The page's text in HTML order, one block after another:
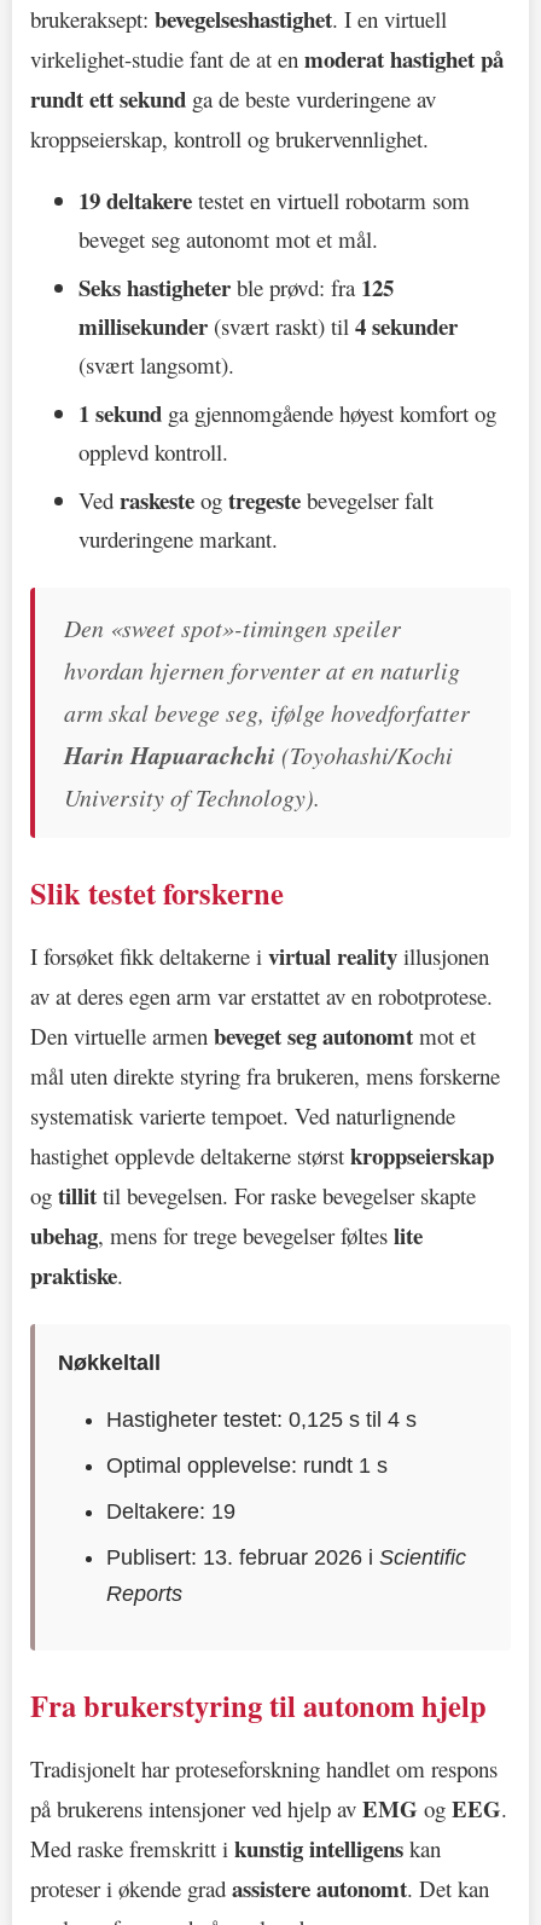
brukeraksept: bevegelseshastighet. I en virtuell
virkelighet-studie fant de at en moderat hastighet på
rundt ett sekund ga de beste vurderingene av
kroppseierskap, kontroll og brukervennlighet.
19 deltakere testet en virtuell robotarm som
beveget seg autonomt mot et mål.
Seks hastigheter ble prøvd: fra 125
millisekunder (svært raskt) til 4 sekunder
(svært langsomt).
1 sekund ga gjennomgående høyest komfort og
opplevd kontroll.
Ved raskeste og tregeste bevegelser falt
vurderingene markant.
Den «sweet spot»-timingen speiler
hvordan hjernen forventer at en naturlig
arm skal bevege seg, ifølge hovedforfatter
Harin Hapuarachchi(Toyohashi/Kochi
University of Technology).
Slik testet forskerne
I forsøket fikk deltakerne i virtual reality illusjonen
av at deres egen arm var erstattet av en robotprotese.
Den virtuelle armen beveget seg autonomt mot et
mål uten direkte styring fra brukeren, mens forskerne
systematisk varierte tempoet. Ved naturlignende
hastighet opplevde deltakerne størst kroppseierskap
og tillit til bevegelsen. For raske bevegelser skapte
ubehag, mens for trege bevegelser føltes lite
praktiske.
Nøkkeltall
Hastigheter testet: 0,125 s til 4 s
Optimal opplevelse: rundt 1 s
Deltakere: 19
Publisert: 13. februar 2026 iScientific
Reports
Fra brukerstyring til autonom hjelp
Tradisjonelt har proteseforskning handlet om respons
på brukerens intensjoner ved hjelp av EMG og EEG.
Med raske fremskritt i kunstig intelligens kan
proteser i økende grad assistere autonomt. Det kan